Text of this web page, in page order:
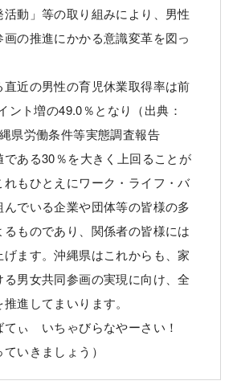
動」等の取り組みにより、男性
の推進にかかる意識変革を図っ
近の男性の育児休業取得率は前
ント増の49.0％となり（出典：
県労働条件等実態調査報告
ある30％を大きく上回ることが
れもひとえにワーク・ライフ・バ
んでいる企業や団体等の皆様の多
るものであり、関係者の皆様には
ます。沖縄県はこれからも、家
る男女共同参画の実現に向け、全
進してまいります。
ぃ いちゃびらなやーさい！
ていきましょう）